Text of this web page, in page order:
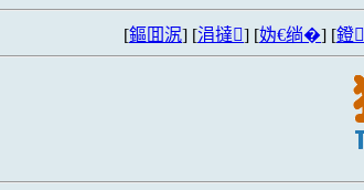
[鏂囬泦] [涓撻] [妫€绱�] [鐙